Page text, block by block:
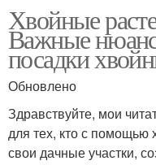
Хвойные
Важные
посадки
Обновлено
Здравствуйте, мои
для тех, кто с помощью
свои дачные участки,